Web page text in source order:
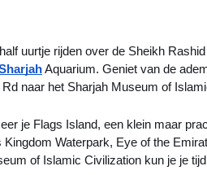
uurtje rijden over de Sheikh
Aquarium. Geniet van de
naar het Sharjah Museum of
je Flags Island, een klein maar
Kingdom Waterpark, Eye of the
of Islamic Civilization kun je je